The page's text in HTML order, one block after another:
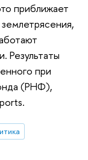
приближает
Результаты
при
(РНФ),